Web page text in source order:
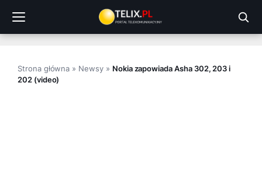
treści
Strona główna » Newsy» Nokia zapowiada Asha 302, 203 i
202 (video)